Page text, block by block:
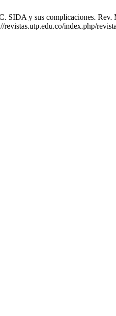
SIDA y sus complicaciones.
index.php/